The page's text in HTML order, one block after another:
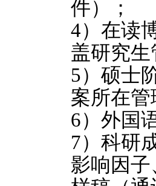
件）；
4）在读
盖研究
5）硕士
案所在
6）外国
7）科研
影响因